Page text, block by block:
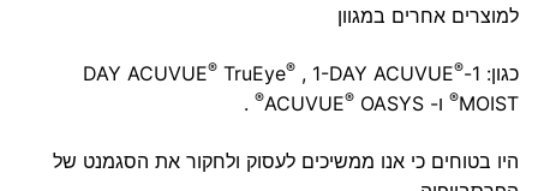
למוצרים אחרים במגוון
כגון: 1-DAY ACUVUE ® TruEye® , 1-DAY ACUVUE®
MOIST
® ו- ACUVUE ® OASYS
®
.
היו בטוחים כי אנו ממשיכים לעסוק ולחקור את הסגמנט של